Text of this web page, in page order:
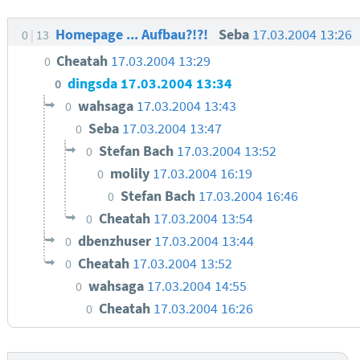
0 13 Homepage ... Aufbau?!?! Seba 17.03.2004 13:26
0 Cheatah 17.03.2004 13:29
0 dingsda 17.03.2004 13:34
0 wahsaga 17.03.2004 13:43
0 Seba 17.03.2004 13:47
0 Stefan Bach 17.03.2004 13:52
0 molily 17.03.2004 16:19
0 Stefan Bach 17.03.2004 16:46
0 Cheatah 17.03.2004 13:54
0 dbenzhuser 17.03.2004 13:44
0 Cheatah 17.03.2004 13:52
0 wahsaga 17.03.2004 14:55
0 Cheatah 17.03.2004 16:26